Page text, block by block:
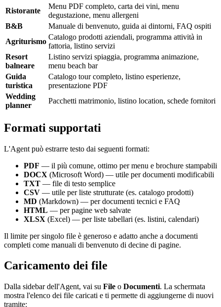
Ristorante
Menu PDF completo, carta dei vini, menu
degustazione, menu allergeni
B&B
Manuale di benvenuto, guida ai dintorni, FAQ ospiti
Agriturismo
Catalogo prodotti aziendali, programma attività in
fattoria, listino servizi
Resort
balneare
Listino servizi spiaggia, programma animazione,
menu beach bar
Guida
turistica
Catalogo tour completo, listino esperienze,
presentazione PDF
Wedding
planner
Pacchetti matrimonio, listino location, schede fornitori
Formati supportati
L'Agent può estrarre testo dai seguenti formati:
PDF — il più comune, ottimo per menu e brochure stampabili
DOCX (Microsoft Word) — utile per documenti modificabili
TXT — file di testo semplice
CSV — utile per liste strutturate (es. catalogo prodotti)
MD (Markdown) — per documenti tecnici e FAQ
HTML — per pagine web salvate
XLSX (Excel) — per liste tabellari (es. listini, calendari)
Il limite per singolo file è generoso e adatto anche a documenti
completi come manuali di benvenuto di decine di pagine.
Caricamento dei file
Dalla sidebar dell'Agent, vai su File o Documenti. La schermata
mostra l'elenco dei file caricati e ti permette di aggiungerne di nuovi
tramite: